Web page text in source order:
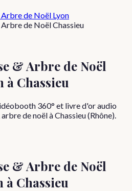
de Noël Lyon
de Noël Chassieu
& Arbre de Noël
à Chassieu
360° et livre d'or audio
de noël à Chassieu (Rhône).
& Arbre de Noël
à Chassieu